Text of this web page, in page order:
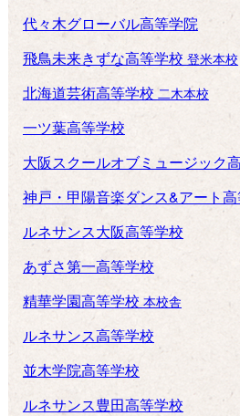
代々木グローバル高等学院
飛鳥未来きずな高等学校 登米本校
北海道芸術高等学校 二木本校
一ツ葉高等学校
大阪スクールオブミュージック
神戸・甲陽音楽ダンス&アート
ルネサンス大阪高等学校
あずさ第一高等学校
精華学園高等学校 本校舎
ルネサンス高等学校
並木学院高等学校
ルネサンス豊田高等学校